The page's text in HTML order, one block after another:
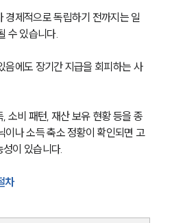
경제적으로 독립하기 전까지는 일
수 있습니다.
음에도 장기간 지급을 회피하는 사
소비 패턴, 재산 보유 현황 등을 종
이나 소득 축소 정황이 확인되면 고
이 있습니다.
차